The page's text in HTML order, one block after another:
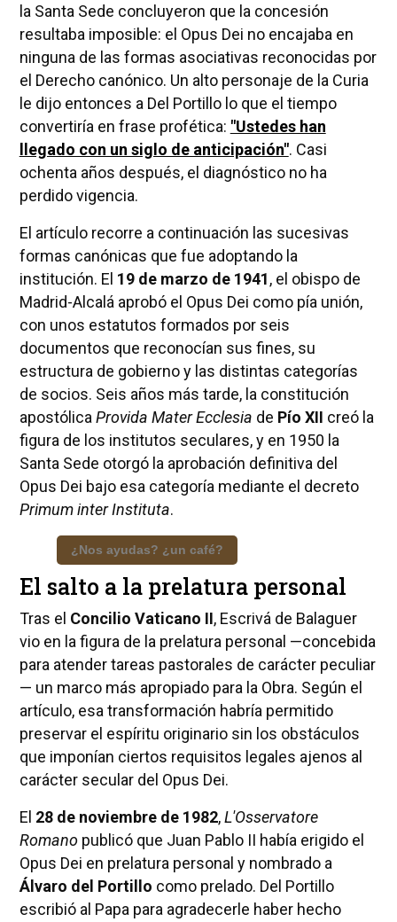
la Santa Sede concluyeron que la concesión
resultaba imposible: el Opus Dei no encajaba en
ninguna de las formas asociativas reconocidas por
el Derecho canónico. Un alto personaje de la Curia
le dijo entonces a Del Portillo lo que el tiempo
convertiría en frase profética: "Ustedes han
llegado con un siglo de anticipación". Casi
ochenta años después, el diagnóstico no ha
perdido vigencia.
El artículo recorre a continuación las sucesivas
formas canónicas que fue adoptando la
institución. El 19 de marzo de 1941, el obispo de
Madrid-Alcalá aprobó el Opus Dei como pía unión,
con unos estatutos formados por seis
documentos que reconocían sus fines, su
estructura de gobierno y las distintas categorías
de socios. Seis años más tarde, la constitución
apostólica Provida Mater Ecclesia de Pío XII creó la
figura de los institutos seculares, y en 1950 la
Santa Sede otorgó la aprobación definitiva del
Opus Dei bajo esa categoría mediante el decreto
Primum inter Instituta.
¿Nos ayudas? ¿un café?
El salto a la prelatura personal
Tras el Concilio Vaticano II, Escrivá de Balaguer
vio en la figura de la prelatura personal —concebida
para atender tareas pastorales de carácter peculiar
— un marco más apropiado para la Obra. Según el
artículo, esa transformación habría permitido
preservar el espíritu originario sin los obstáculos
que imponían ciertos requisitos legales ajenos al
carácter secular del Opus Dei.
El 28 de noviembre de 1982,L'Osservatore
Romanopublicó que Juan Pablo II había erigido el
Opus Dei en prelatura personal y nombrado a
Álvaro del Portillo como prelado. Del Portillo
escribió al Papa para agradecerle haber hecho